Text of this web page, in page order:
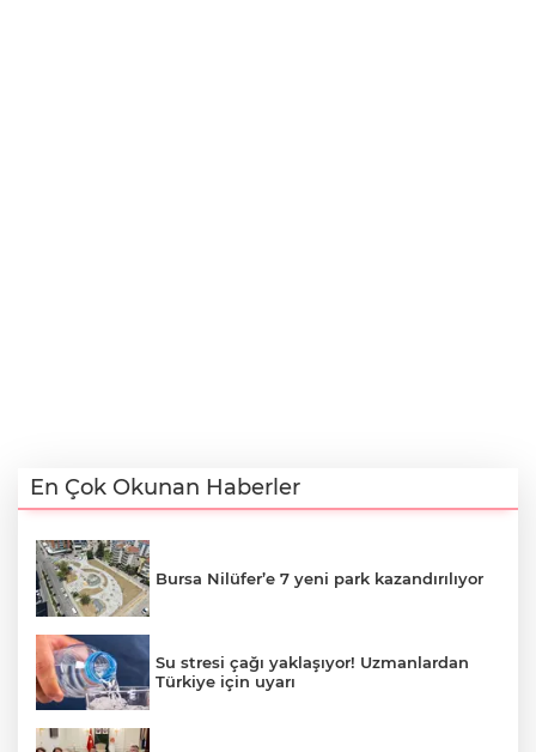
En Çok Okunan Haberler
Bursa Nilüfer’e 7 yeni park kazandırılıyor
Su stresi çağı yaklaşıyor! Uzmanlardan
Türkiye için uyarı